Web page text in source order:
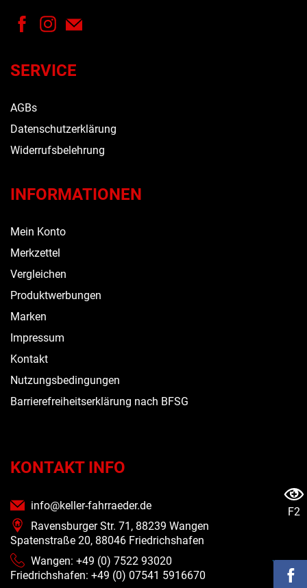
SERVICE
AGBs
Datenschutzerklärung
Widerrufsbelehrung
INFORMATIONEN
Mein Konto
Merkzettel
Vergleichen
Produktwerbungen
Marken
Impressum
Kontakt
Nutzungsbedingungen
Barrierefreiheitserklärung nach BFSG
KONTAKT INFO
info@keller-fahrraeder.de
Ravensburger Str. 71, 88239 Wangen
Spatenstraße 20, 88046 Friedrichshafen
Wangen: +49 (0) 7522 93020
Friedrichshafen: +49 (0) 07541 5916670
F2